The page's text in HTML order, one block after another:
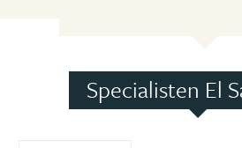
Specialisten El